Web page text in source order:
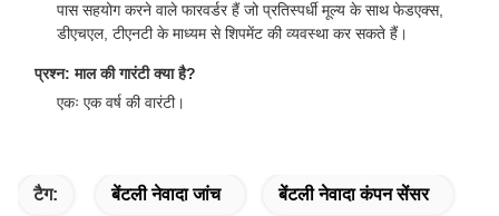
पास सहयोग करने वाले फारवर्डर हैं जो प्रतिस्पर्धी मूल्य के साथ फेडएक्स,
डीएचएल, टीएनटी के माध्यम से शिपमेंट की व्यवस्था कर सकते हैं।
प्रश्न: माल की गारंटी क्या है?
एकः एक वर्ष की वारंटी।
टैग: बेंटली नेवादा जांच बेंटली नेवादा कंपन सेंसर